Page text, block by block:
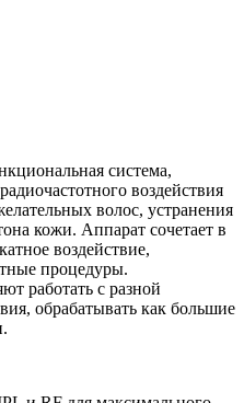
система,
воздействия
волос, устранения
кожи. Аппарат сочетает в
воздействие,
процедуры.
работать с разной
обрабатывать как большие